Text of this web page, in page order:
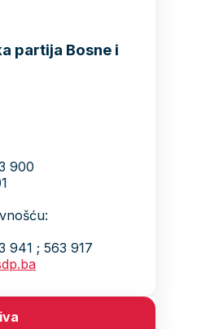
partija Bosne i
900
941 ; 563 917